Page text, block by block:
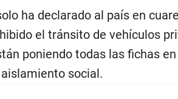
ha declarado al país en
el tránsito de vehículos
poniendo todas las fichas
social.